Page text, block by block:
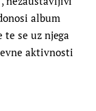
album
te se uz njega
aktivnosti